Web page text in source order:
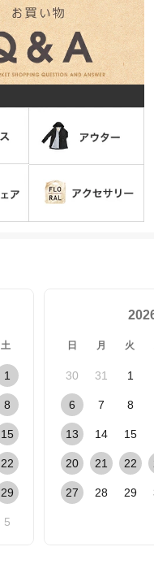
土
1
8
15
22
29
5
日 月 火
30 31 1
6 7 8
13 14 15
20 21 22
27 28 29